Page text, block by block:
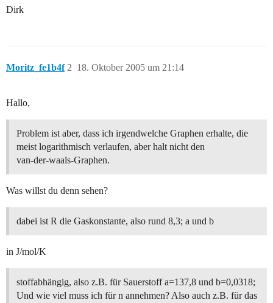
Dirk
Moritz_fe1b4f 18. Oktober 2005 um 21:14
2
Hallo,
Problem ist aber, dass ich irgendwelche Graphen erhalte, die
meist logarithmisch verlaufen, aber halt nicht den
van-der-waals-Graphen.
Was willst du denn sehen?
dabei ist R die Gaskonstante, also rund 8,3; a und b
in J/mol/K
stoffabhängig, also z.B. für Sauerstoff a=137,8 und b=0,0318;
Und wie viel muss ich für n annehmen? Also auch z.B. für das